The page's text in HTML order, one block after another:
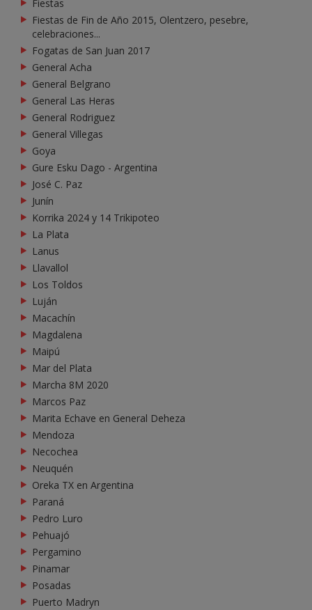
Fiestas
Fiestas de Fin de Año 2015, Olentzero, pesebre,
celebraciones...
Fogatas de San Juan 2017
General Acha
General Belgrano
General Las Heras
General Rodriguez
General Villegas
Goya
Gure Esku Dago - Argentina
José C. Paz
Junín
Korrika 2024 y 14 Trikipoteo
La Plata
Lanus
Llavallol
Los Toldos
Luján
Macachín
Magdalena
Maipú
Mar del Plata
Marcha 8M 2020
Marcos Paz
Marita Echave en General Deheza
Mendoza
Necochea
Neuquén
Oreka TX en Argentina
Paraná
Pedro Luro
Pehuajó
Pergamino
Pinamar
Posadas
Puerto Madryn